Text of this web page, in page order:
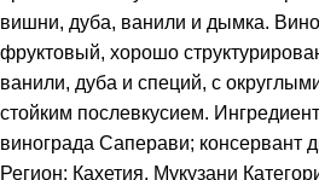
вишни, дуба, ванили и дымка.
фруктовый, хорошо
ванили, дуба и специй, с
стойким послевкусием.
винограда Саперави; консервант
Регион: Кахетия, Мукузани